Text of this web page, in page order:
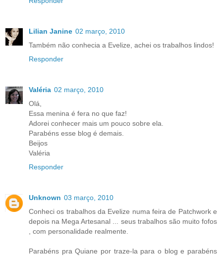
Lilian Janine 02 março, 2010
Também não conhecia a Evelize, achei os trabalhos lindos!
Responder
Valéria 02 março, 2010
Olá,
Essa menina é fera no que faz!
Adorei conhecer mais um pouco sobre ela.
Parabéns esse blog é demais.
Beijos
Valéria
Responder
Unknown 03 março, 2010
Conheci os trabalhos da Evelize numa feira de Patchwork e
depois na Mega Artesanal ... seus trabalhos são muito fofos
, com personalidade realmente.
Parabéns pra Quiane por traze-la para o blog e parabéns